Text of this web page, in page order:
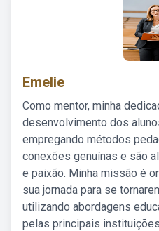
Emelie
Como mentor, minha
desenvolvimento dos
empregando métodos
conexões genuínas e são
e paixão. Minha missão é
sua jornada para se
utilizando abordagens
pelas principais